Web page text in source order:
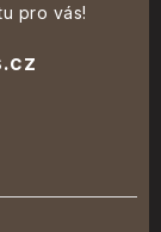
pro vás!